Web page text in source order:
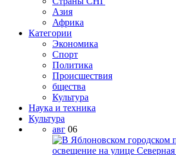
Азия
Африка
Категории
Экономика
Спорт
Политика
Происшествия
бщества
Культура
Наука и техника
Культура
авг 06